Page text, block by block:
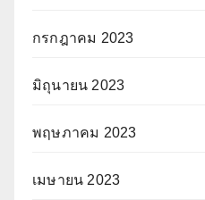
กรกฎาคม 2023
มิถุนายน 2023
พฤษภาคม 2023
เมษายน 2023